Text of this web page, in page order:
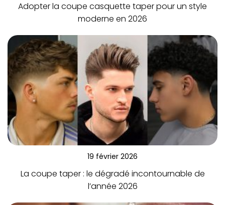
Adopter la coupe casquette taper pour un style
moderne en 2026
19 février 2026
La coupe taper : le dégradé incontournable de
l’année 2026